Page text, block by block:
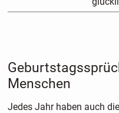
Menschen
Jedes Jahr haben auch die